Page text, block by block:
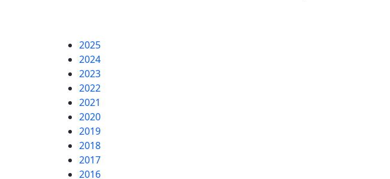
2025
2024
2023
2022
2021
2020
2019
2018
2017
2016